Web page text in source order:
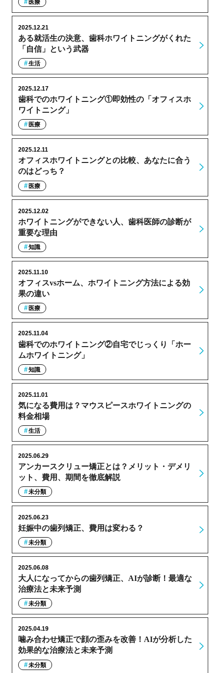
医療
ある就活生の決意、歯科ホワイトニングがくれた
「自信」という武器
2025.12.21
生活
歯科でのホワイトニング①即効性の「オフィスホ
ワイトニング」
2025.12.17
医療
オフィスホワイトニングとの比較、あなたに合う
のはどっち？
2025.12.11
医療
ホワイトニングができない人、歯科医師の診断が
重要な理由
2025.12.02
知識
オフィスvsホーム、ホワイトニング方法による効
果の違い
2025.11.10
医療
歯科でのホワイトニング②自宅でじっくり「ホー
ムホワイトニング」
2025.11.04
知識
気になる費用は？マウスピースホワイトニングの
料金相場
2025.11.01
生活
アンカースクリュー矯正とは？メリット・デメリ
ット、費用、期間を徹底解説
2025.06.29
未分類
妊娠中の歯列矯正、費用は変わる？
2025.06.23
未分類
大人になってからの歯列矯正、AIが診断！最適な
治療法と未来予測
2025.06.08
未分類
噛み合わせ矯正で顔の歪みを改善！AIが分析した
効果的な治療法と未来予測
2025.04.19
未分類